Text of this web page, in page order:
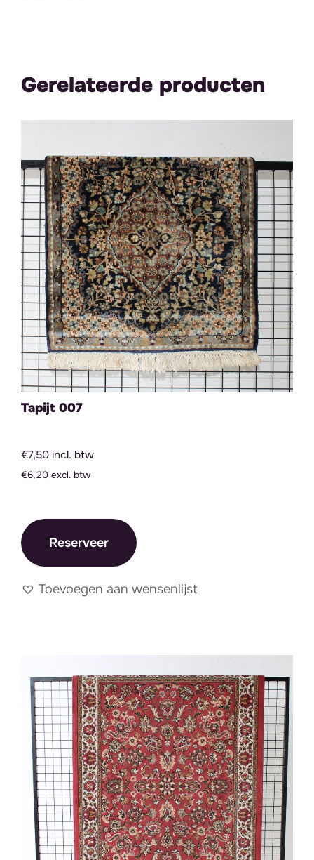
Gerelateerde producten
Tapijt 007
€7,50 incl. btw
€6,20 excl. btw
Reserveer
Toevoegen aan wensenlijst